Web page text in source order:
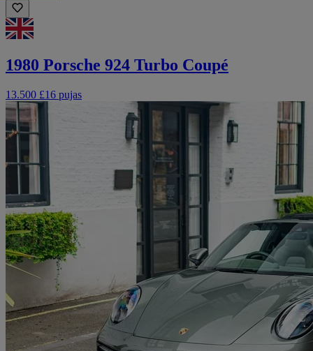
1980 Porsche 924 Turbo Coupé
13.500 £16 pujas